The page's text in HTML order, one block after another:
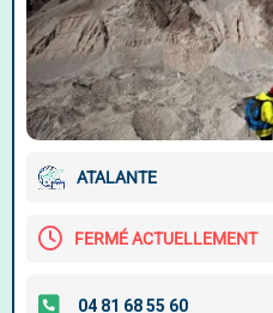
ATALANTE
FERMÉ ACTUELLEMENT